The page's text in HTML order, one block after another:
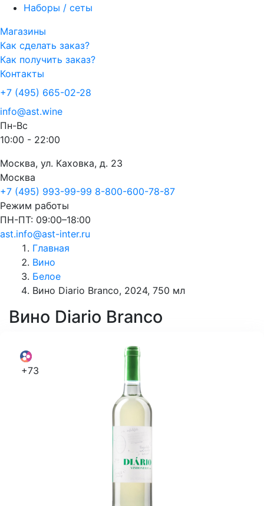
Наборы / сеты
Магазины
Как сделать заказ?
Как получить заказ?
Контакты
+7 (495) 665-02-28
info@ast.wine
Пн-Вс
10:00 - 22:00
Москва, ул. Каховка, д. 23
Москва
+7 (495) 993-99-99 8-800-600-78-87
Режим работы
ПН-ПТ: 09:00–18:00
ast.info@ast-inter.ru
Главная
Вино
Белое
Вино Diario Branco, 2024, 750 мл
Вино Diario Branco
+73